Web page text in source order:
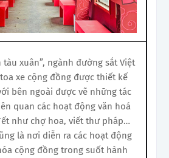
tàu xuân”, ngành đường sắt Việt
xe cộng đồng được thiết kế
bên ngoài được vẽ những tác
quan các hoạt động văn hoá
như chợ hoa, viết thư pháp…
là nơi diễn ra các hoạt động
cộng đồng trong suốt hành